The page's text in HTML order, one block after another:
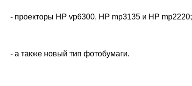
- проекторы HP vp6300, HP mp3135 и HP mp2220;
- а также новый тип фотобумаги.